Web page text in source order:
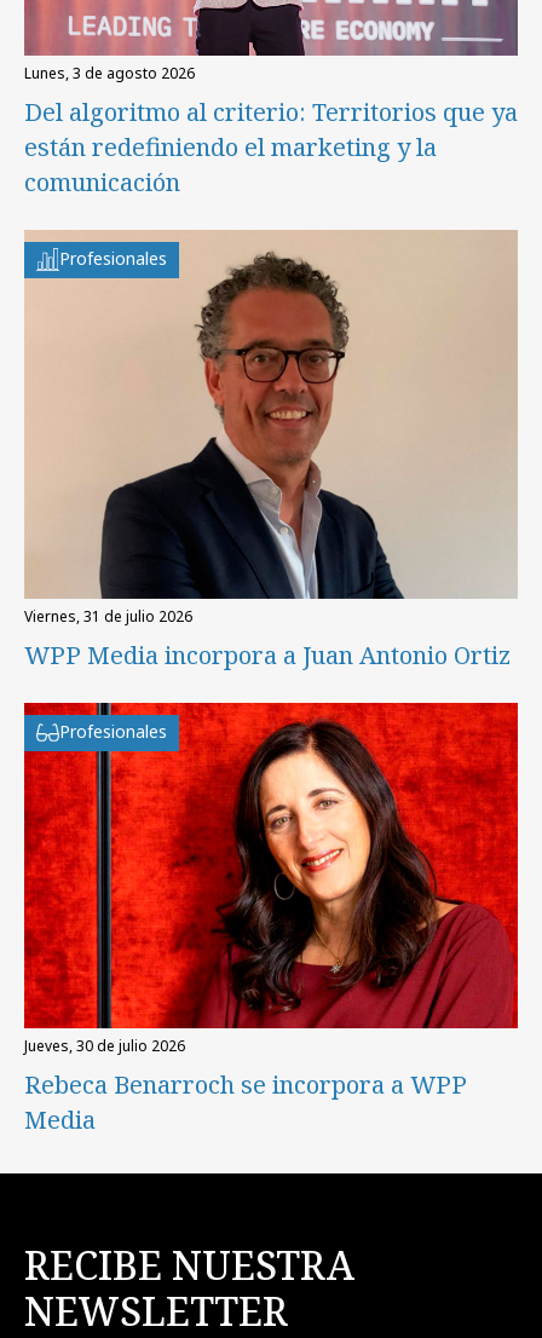
lunes, 3 de agosto 2026
Del algoritmo al criterio: Territorios que ya
están redefiniendo el marketing y la
comunicación
Profesionales
viernes, 31 de julio 2026
WPP Media incorpora a Juan Antonio Ortiz
Profesionales
jueves, 30 de julio 2026
Rebeca Benarroch se incorpora a WPP
Media
RECIBE NUESTRA
NEWSLETTER